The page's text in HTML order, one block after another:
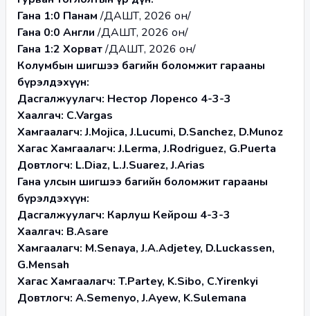
Гана 1:0 Панам /ДАШТ, 2026 он/
Гана 0:0 Англи /ДАШТ, 2026 он/
Гана 1:2 Хорват /ДАШТ, 2026 он/
Колумбын шигшээ багийн боломжит гарааны
бүрэлдэхүүн:
Дасгалжуулагч: Нестор Лоренсо 4-3-3
Хаалгач: C.Vargas
Хамгаалагч: J.Mojica, J.Lucumi, D.Sanchez, D.Munoz
Хагас Хамгаалагч: J.Lerma, J.Rodriguez, G.Puerta
Довтлогч: L.Diaz, L.J.Suarez, J.Arias
Гана улсын шигшээ багийн боломжит гарааны
бүрэлдэхүүн:
Дасгалжуулагч: Карлуш Кейрош 4-3-3
Хаалгач: B.Asare
Хамгаалагч: M.Senaya, J.A.Adjetey, D.Luckassen,
G.Mensah
Хагас Хамгаалагч: T.Partey, K.Sibo, C.Yirenkyi
Довтлогч: A.Semenyo, J.Ayew, K.Sulemana